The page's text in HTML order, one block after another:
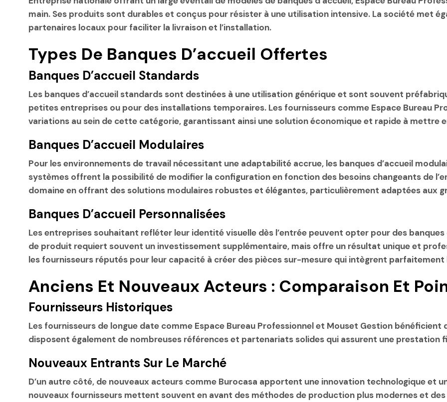
main. Ses produits sont durables et conçus pour résister à une utilisation intensive. La société met
partenaires locaux pour faciliter la livraison et l’installation.
Types De Banques D’accueil Offertes
Banques D’accueil Standards
Les banques d’accueil standards sont destinées à une utilisation générique et sont souvent
petites entreprises ou pour des installations temporaires. Les fournisseurs comme Espace Bureau
variations au sein de cette catégorie, garantissant ainsi une solution économique et rapide à mettre
Banques D’accueil Modulaires
Pour les environnements de travail nécessitant une adaptabilité accrue, les banques d’accueil
systèmes offrent la possibilité de modifier la configuration en fonction des besoins changeants de
domaine en offrant des solutions modulaires robustes et élégantes, particulièrement adaptées aux
Banques D’accueil Personnalisées
Les entreprises souhaitant refléter leur identité visuelle dès l’entrée peuvent opter pour des
de produit requiert souvent un investissement supplémentaire, mais offre un résultat unique et
les fournisseurs réputés pour leur capacité à créer des pièces sur-mesure qui intègrent parfaitement
Anciens Et Nouveaux Acteurs : Comparaison Et
Fournisseurs Historiques
Les fournisseurs de longue date comme Espace Bureau Professionnel et Mouset Gestion bénéficient
disposent également de nombreuses références et partenariats solides qui assurent une prestation
Nouveaux Entrants Sur Le Marché
D’un autre côté, de nouveaux acteurs comme Burocasa apportent une innovation technologique et
nouveaux fournisseurs mettent souvent en avant des méthodes de production plus modernes et